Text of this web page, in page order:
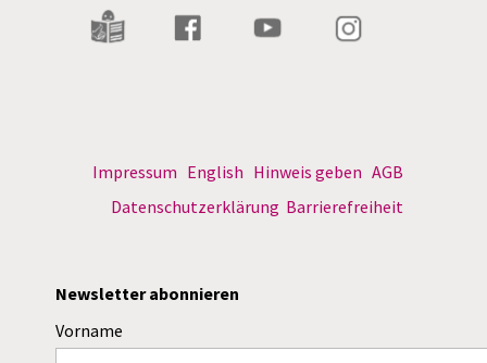
Impressum English Hinweis geben AGB
Datenschutzerklärung Barrierefreiheit
Newsletter abonnieren
Vorname